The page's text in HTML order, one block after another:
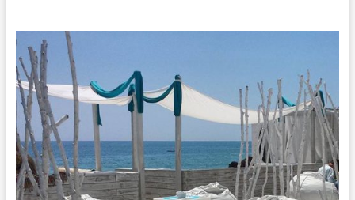
chill-
out
una
zona
para
relajarse
y
disfrutar
al
aire
libre